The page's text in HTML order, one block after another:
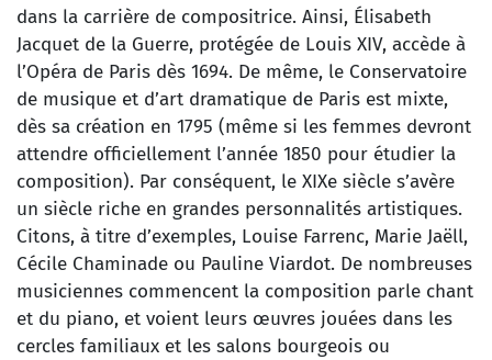
dans la carrière de compositrice. Ainsi, Élisabeth
Jacquet de la Guerre, protégée de Louis XIV, accède à
l’Opéra de Paris dès 1694. De même, le Conservatoire
de musique et d’art dramatique de Paris est mixte,
dès sa création en 1795 (même si les femmes devront
attendre officiellement l’année 1850 pour étudier la
composition). Par conséquent, le XIXe siècle s’avère
un siècle riche en grandes personnalités artistiques.
Citons, à titre d’exemples, Louise Farrenc, Marie Jaëll,
Cécile Chaminade ou Pauline Viardot. De nombreuses
musiciennes commencent la composition parle chant
et du piano, et voient leurs œuvres jouées dans les
cercles familiaux et les salons bourgeois ou